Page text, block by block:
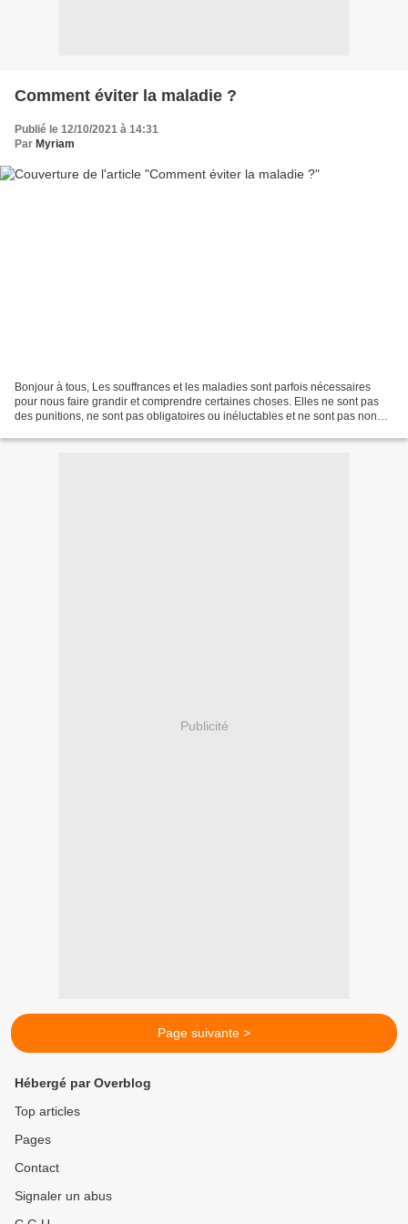
Comment éviter la maladie ?
Publié le 12/10/2021 à 14:31
Par Myriam
Bonjour à tous, Les souffrances et les maladies sont parfois nécessaires
pour nous faire grandir et comprendre certaines choses. Elles ne sont pas
des punitions, ne sont pas obligatoires ou inéluctables et ne sont pas non
Publicité
Page suivante >
Hébergé par Overblog
Top articles
Pages
Contact
Signaler un abus